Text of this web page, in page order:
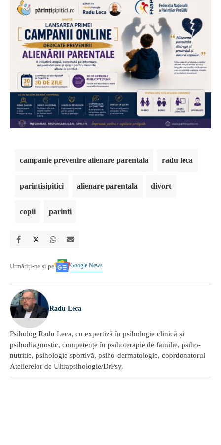
campanie prevenire alienare parentala radu leca
parintisipitici alienare parentala divort
copii parinti
Urmăriți-ne și pe Google News
Radu Leca
Psiholog Radu Leca, cu expertiză în psihologie clinică și
psihodiagnostic, competențe în psihoterapie de familie, psiho-
nutritie, psihologie sportivă, psiho-dermatologie, coordonatorul
Atelierelor de Ultrapsihologie/DrPsy.